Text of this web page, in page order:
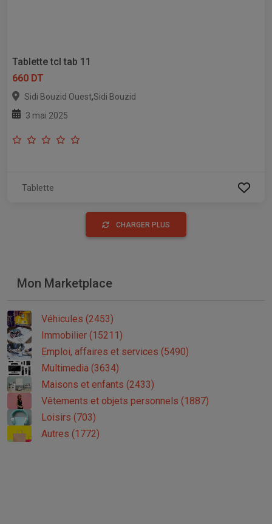
Tablette tcl tab 11
660 DT
Sidi Bouzid Ouest,Sidi Bouzid
3 mai 2025
Tablette
CHARGER PLUS
Mon Marketplace
Véhicules (2453)
Immobilier (15211)
Emploi, affaires et services (5490)
Multimedia (3634)
Maisons et enfants (2433)
Vêtements et objets personnels (1887)
Loisirs (703)
Autres (1772)